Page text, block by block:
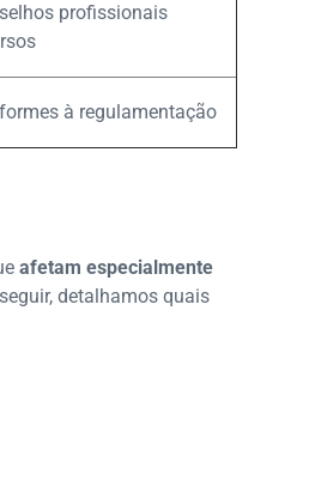
profissionais
à regulamentação
afetam especialmente
detalhamos quais